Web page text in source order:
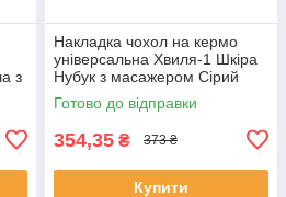
з
Накладка чохол на кермо
універсальна Хвиля-1 Шкіра
Нубук з масажером Сірий
Готово до відправки
354,35 ₴ 373 ₴
Купити